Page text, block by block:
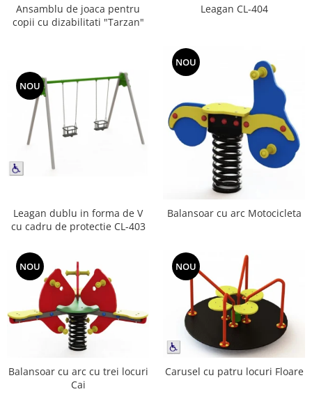
Jocuri cu nisip
Echipamente tematice
Echipamente persoane cu
dizabilitati
Echipament muzical
Animale din cauciuc
SPORT SI FITNESS
Skateboarding
Fotbal si Handbal
Tenis si Volei
Ciclism
Street Workout
Terenuri Multisport
Trasee Ninja
Echipamente fitness
Mese de jocuri
MOBILIER URBAN
Garduri/Imprejmuiri
Ansamblu de joaca pentru
copii cu dizabilitati "Tarzan"
Leagan CL-404
NOU
Leagan dublu in forma de V
cu cadru de protectie CL-403
NOU
Balansoar cu arc Motocicleta
NOU
Balansoar cu arc cu trei locuri
Cai
NOU
Carusel cu patru locuri Floare